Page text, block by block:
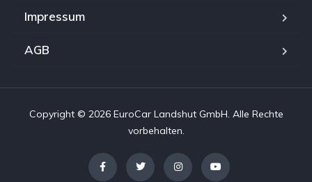
Impressum
AGB
Copyright © 2026 EuroCar Landshut GmbH. Alle Rechte
vorbehalten.